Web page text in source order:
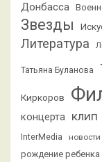
Донбасса
Звезды
Литература
Татьяна Буланова
Киркоров
концерта клип
InterMedia
рождение ребенка